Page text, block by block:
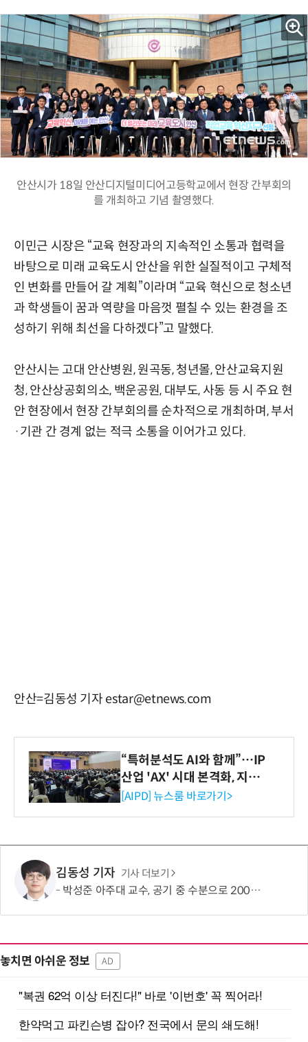
안산시가 18일 안산디지털미디어고등학교에서 현장 간부회의
를 개최하고 기념 촬영했다.
이민근 시장은 “교육 현장과의 지속적인 소통과 협력을
바탕으로 미래 교육도시 안산을 위한 실질적이고 구체적
인 변화를 만들어 갈 계획”이라며 “교육 혁신으로 청소년
과 학생들이 꿈과 역량을 마음껏 펼칠 수 있는 환경을 조
성하기 위해 최선을 다하겠다”고 말했다.
안산시는 고대 안산병원, 원곡동, 청년몰, 안산교육지원
청, 안산상공회의소, 백운공원, 대부도, 사동 등 시 주요 현
안 현장에서 현장 간부회의를 순차적으로 개최하며, 부서
·기관 간 경계 없는 적극 소통을 이어가고 있다.
안산=김동성 기자 estar@etnews.com
“특허분석도 AI와 함께”…IP
산업 'AX' 시대 본격화, 지식
재산처 1호 AI IP데이터분석
[AIPD] 뉴스룸 바로가기>
김동성 기자 기사 더보기
박성준 아주대 교수, 공기 중 수분으로 200㎛ 피부 부착 전지 개발
놓치면 아쉬운 정보 AD